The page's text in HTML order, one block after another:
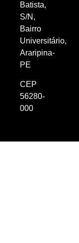
Batista,
S/N,
Bairro
Universitário,
Araripina-
PE
CEP
56280-
000